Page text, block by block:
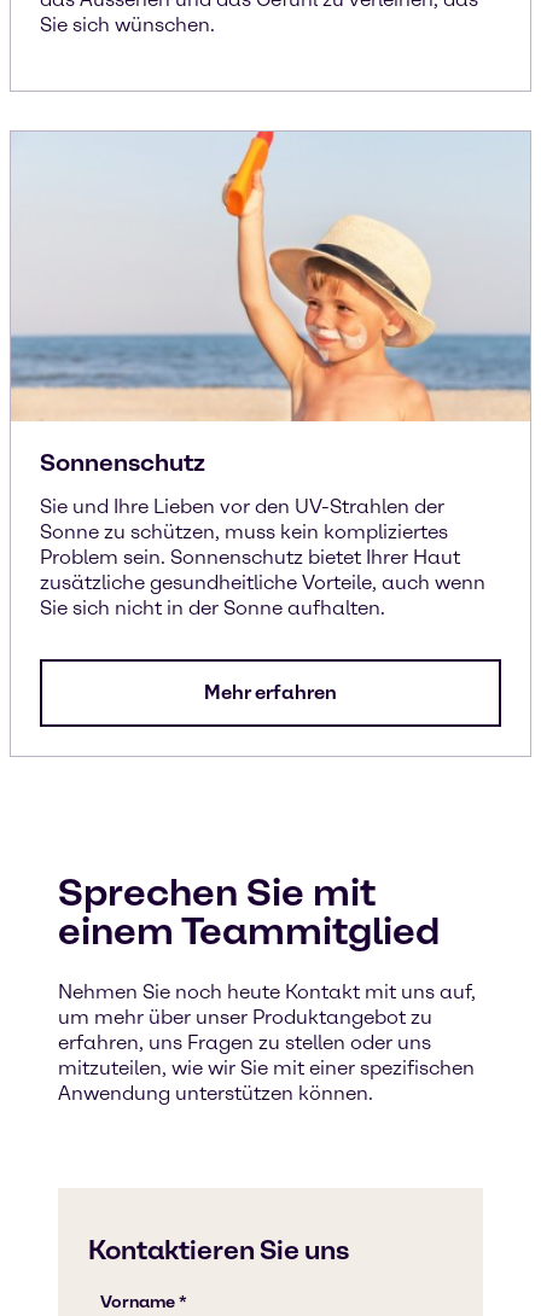
Sie sich wünschen.
Sonnenschutz
Sie und Ihre Lieben vor den UV-Strahlen der
Sonne zu schützen, muss kein kompliziertes
Problem sein. Sonnenschutz bietet Ihrer Haut
zusätzliche gesundheitliche Vorteile, auch wenn
Sie sich nicht in der Sonne aufhalten.
Mehr erfahren
Sprechen Sie mit
einem Teammitglied
Nehmen Sie noch heute Kontakt mit uns auf,
um mehr über unser Produktangebot zu
erfahren, uns Fragen zu stellen oder uns
mitzuteilen, wie wir Sie mit einer spezifischen
Anwendung unterstützen können.